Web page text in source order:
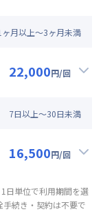
ヶ月以上～3ヶ月未満
22,000円/回
7日以上～30日未満
16,500円/回
日単位で利用期間を選
続き・契約は不要で